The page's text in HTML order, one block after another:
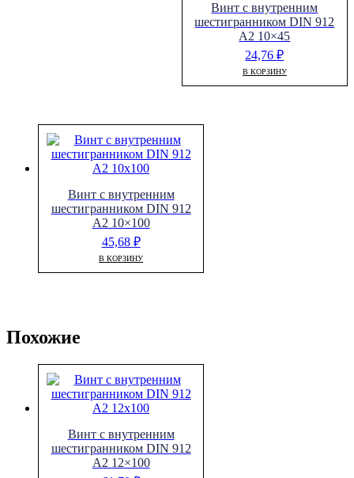
Винт с внутренним
шестигранником DIN 912
A2 10×45
24,76₽
В КОРЗИНУ
Винт с внутренним
шестигранником DIN 912
A2 10×100
45,68 ₽
В КОРЗИНУ
Похожие
Винт с внутренним
шестигранником DIN 912
A2 12×100